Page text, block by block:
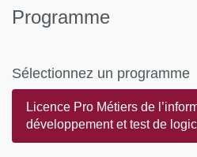
Programme
Sélectionnez un programme
Licence Pro Métiers de
développement et test de
Génie logiciel, système